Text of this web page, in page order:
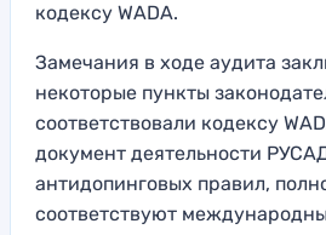
кодексу WADA.
Замечания в ходе аудита
некоторые пункты
соответствовали кодексу
документ деятельности
антидопинговых правил,
соответствуют